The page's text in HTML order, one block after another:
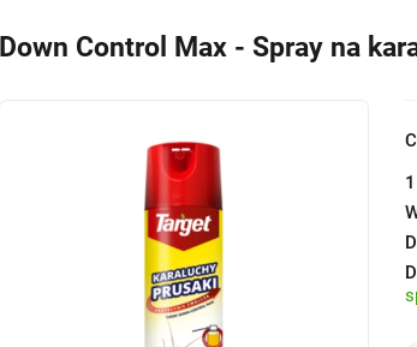
Down Control Max - Spray na
1 l